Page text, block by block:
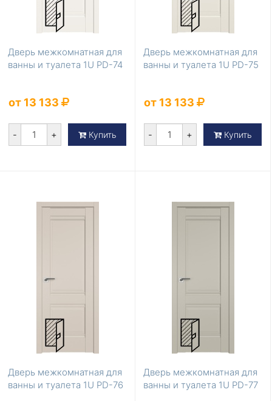
Дверь межкомнатная для
ванны и туалета 1U PD-74
от 13 133
- + Купить
Дверь межкомнатная для
ванны и туалета 1U PD-75
от 13 133
- + Купить
Дверь межкомнатная для
ванны и туалета 1U PD-76
Дверь межкомнатная для
ванны и туалета 1U PD-77